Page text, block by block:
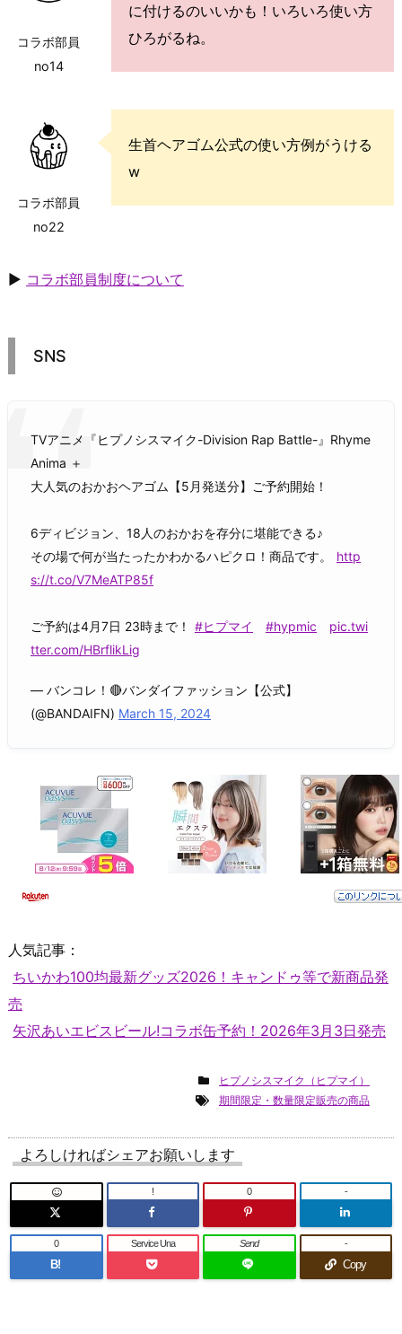
コラボ部員
no14
に付けるのいいかも！いろいろ使い方
ひろがるね。
コラボ部員
no22
生首ヘアゴム公式の使い方例がうける
w
▶ コラボ部員制度について
SNS
TVアニメ『ヒプノシスマイク-Division Rap Battle-』Rhyme
Anima ＋
大人気のおかおヘアゴム【5月発送分】ご予約開始！
6ディビジョン、18人のおかおを存分に堪能できる♪
その場で何が当たったかわかるハピクロ！商品です。
http
s://t.co/V7MeATP85f
ご予約は4月7日 23時まで！ #ヒプマイ #hypmic
pic.twi
tter.com/HBrflikLig
— バンコレ！🔴バンダイファッション【公式】
(@BANDAIFN) March 15, 2024
人気記事：
ちいかわ100均最新グッズ2026！キャンドゥ等で新商品発
売
矢沢あいエビスビール!コラボ缶予約！2026年3月3日発売
ヒプノシスマイク（ヒプマイ）
期間限定・数量限定販売の商品
よろしければシェアお願いします
! 0 -
B!
0 Service Una Send
Copy
-